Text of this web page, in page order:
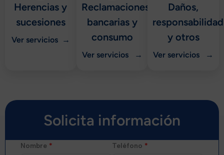
Herencias y
sucesiones
Ver servicios →
Reclamaciones
bancarias y
consumo
Ver servicios →
Daños,
responsabilidad
y otros
Ver servicios →
Solicita información
Nombre * Teléfono *